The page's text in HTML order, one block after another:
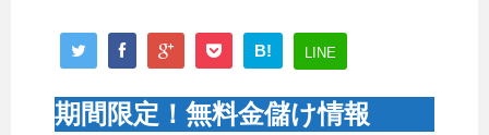
B! LINE
期間限定！無料金儲け情報